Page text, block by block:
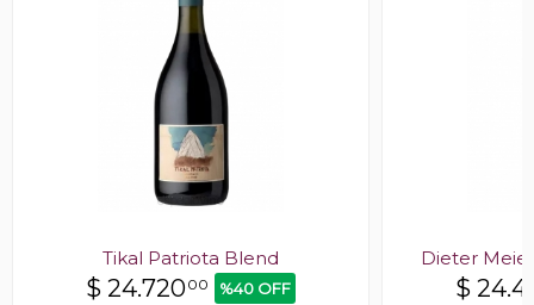
Tikal Patriota Blend
$ 24.72000 %40 OFF
Dieter
$